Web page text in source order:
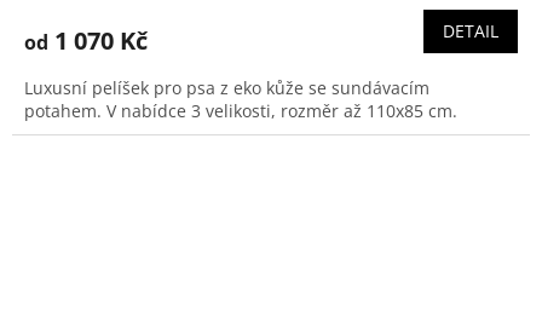
je
z
5
hvězdiček.
od 1 070 Kč DETAIL
Luxusní pelíšek pro psa z eko kůže se sundávacím
potahem. V nabídce 3 velikosti, rozměr až 110x85 cm.